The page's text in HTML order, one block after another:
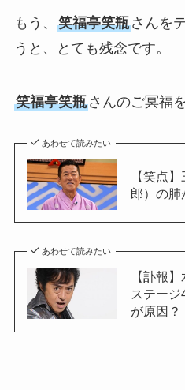
もう、 笑福亭笑瓶さんを
うと、とても残念です。
笑福亭笑瓶さんのご冥福
あわせて読みたい
【笑点
郎）の肺
あわせて読みたい
【訃報
ステー
が原因？